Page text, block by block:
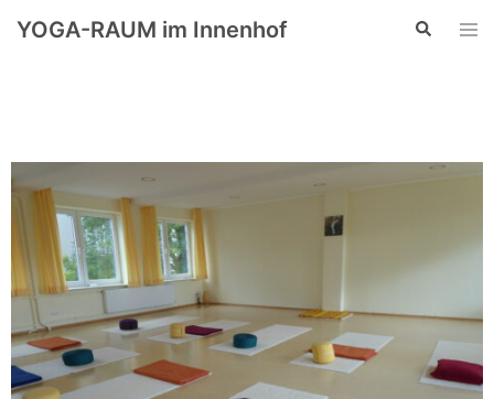
YOGA-RAUM im Innenhof